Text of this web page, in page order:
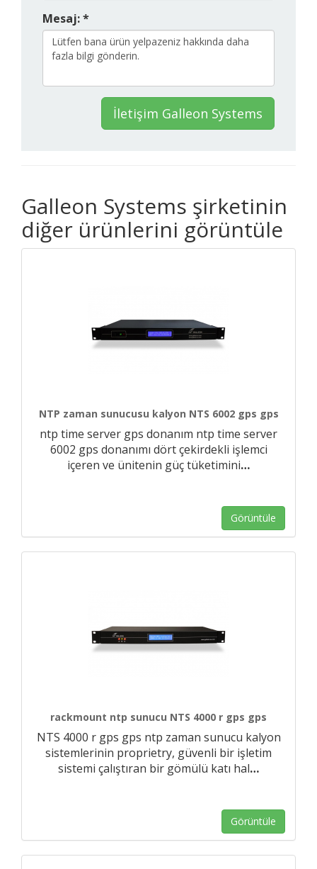
Mesaj: *
İletişim Galleon Systems
Galleon Systems şirketinin
diğer ürünlerini görüntüle
NTP zaman sunucusu kalyon NTS 6002 gps gps
ntp time server gps donanım ntp time server
6002 gps donanımı dört çekirdekli işlemci
içeren ve ünitenin güç tüketimini…
Görüntüle
rackmount ntp sunucu NTS 4000 r gps gps
NTS 4000 r gps gps ntp zaman sunucu kalyon
sistemlerinin proprietry, güvenli bir işletim
sistemi çalıştıran bir gömülü katı hal…
Görüntüle